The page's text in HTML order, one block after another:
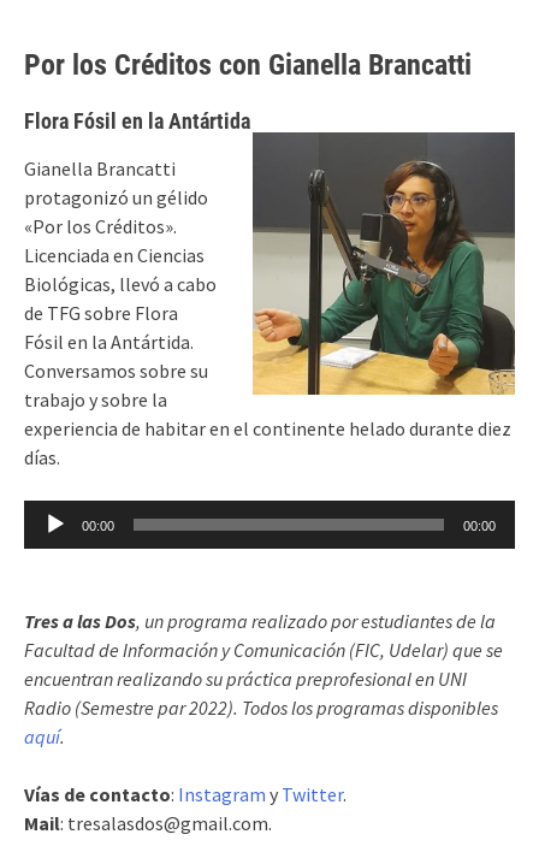
Por los Créditos con Gianella Brancatti
Flora Fósil en la Antártida
Gianella Brancatti
protagonizó un gélido
«Por los Créditos».
Licenciada en Ciencias
Biológicas, llevó a cabo
de TFG sobre Flora
Fósil en la Antártida.
Conversamos sobre su
trabajo y sobre la
experiencia de habitar en el continente helado durante diez
días.
Reproductor
00:00 00:00
Tres a las Dos, un programa realizado por estudiantes de la
Facultad de Información y Comunicación (FIC, Udelar) que se
encuentran realizando su práctica preprofesional en UNI
Radio (Semestre par 2022). Todos los programas disponibles
aquí.
Vías de contacto: Instagram y Twitter.
Mail: tresalasdos@gmail.com.